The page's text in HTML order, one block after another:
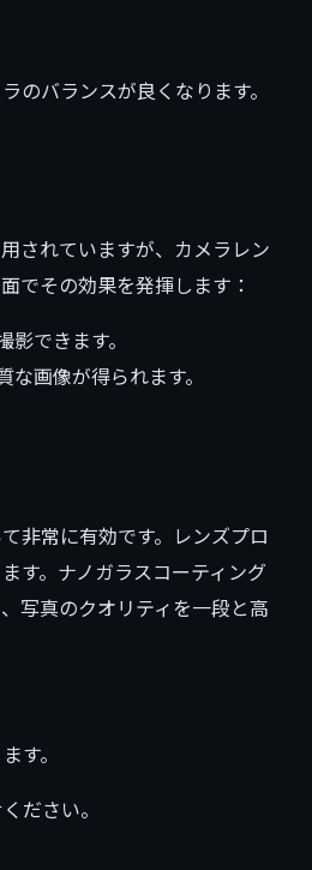
のバランスが良くなります。
されていますが、カメラレン
でその効果を発揮します：
できます。
画像が得られます。
非常に有効です。レンズプロ
す。ナノガラスコーティング
写真のクオリティを一段と高
す。
ださい。